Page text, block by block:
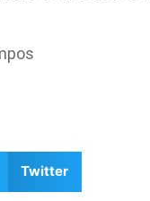
Twitter